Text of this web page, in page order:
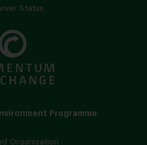
Status
Programme
Organisation